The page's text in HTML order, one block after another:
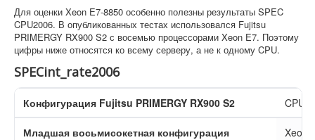
Для оценки Xeon E7-8850 особенно полезны результаты SPEC
CPU2006. В опубликованных тестах использовался Fujitsu
PRIMERGY RX900 S2 с восемью процессорами Xeon E7. Поэтому
цифры ниже относятся ко всему серверу, а не к одному CPU.
SPECint_rate2006
Конфигурация Fujitsu PRIMERGY RX900 S2 CPU
Младшая восьмисокетная конфигурация Xeon